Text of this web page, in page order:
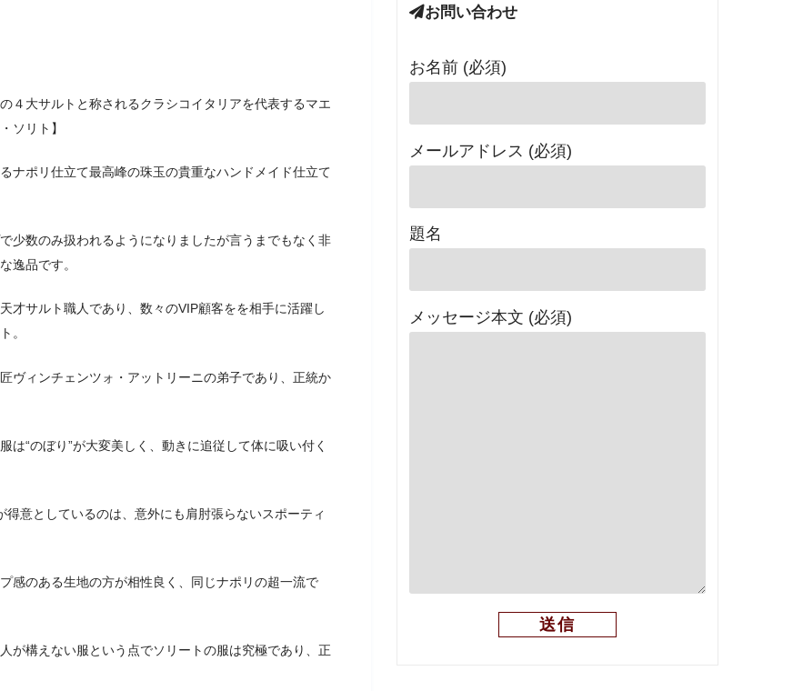
４大サルトと称されるクラシコイタリアを代表するマエ
ソリト】
ナポリ仕立て最高峰の珠玉の貴重なハンドメイド仕立て
少数のみ扱われるようになりましたが言うまでもなく非
逸品です。
才サルト職人であり、数々のVIP顧客をを相手に活躍し
。
ヴィンチェンツォ・アットリーニの弟子であり、正統か
“のぼり”が大変美しく、動きに追従して体に吸い付く
意としているのは、意外にも肩肘張らないスポーティ
感のある生地の方が相性良く、同じナポリの超一流で
が構えない服という点でソリートの服は究極であり、正
お問い合わせ
お名前 (必須)
メールアドレス (必須)
題名
メッセージ本文 (必須)